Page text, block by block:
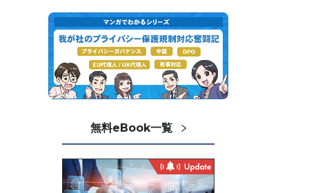
無料eBook一覧